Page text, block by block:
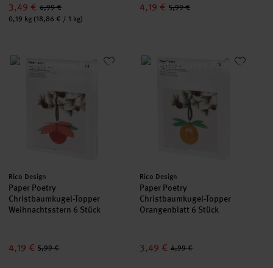
3,49 € 6,99 €
Inhalt:
0,19 kg (18,86 € / 1 kg)
4,19 € 5,99 €
Paper Poetry Christbaumkugel-Topper Weihnachtsstern 6
Hersteller:
Rico Design
Paper Poetry
Christbaumkugel-Topper
Weihnachtsstern 6 Stück
4,19 € 5,99 €
Paper Poetry
Hersteller:
Rico Design
Paper Poetry
Christbaumkugel-Topper
Orangenblatt 6 Stück
3,49 € 4,99 €